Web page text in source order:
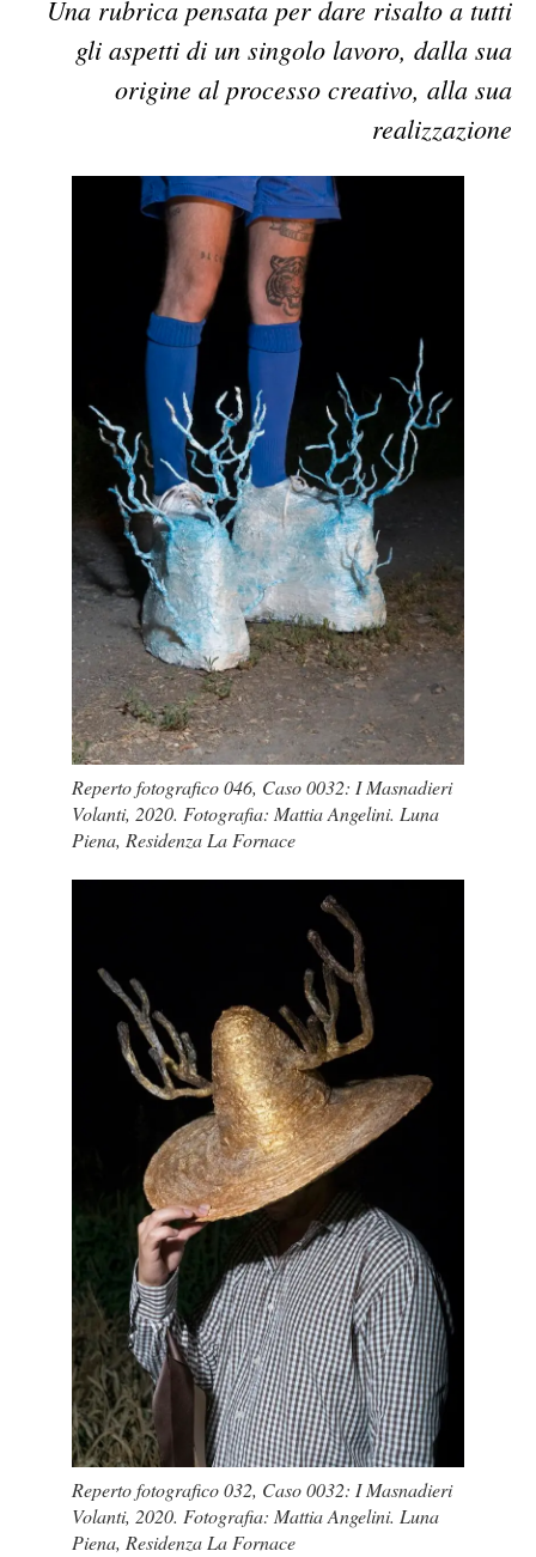
Una rubrica pensata per dare risalto a tutti
gli aspetti di un singolo lavoro, dalla sua
origine al processo creativo, alla sua
realizzazione
Reperto fotografico 046, Caso 0032: I Masnadieri
Volanti, 2020. Fotografia: Mattia Angelini. Luna
Piena, Residenza La Fornace
Reperto fotografico 032, Caso 0032: I Masnadieri
Volanti, 2020. Fotografia: Mattia Angelini. Luna
Piena, Residenza La Fornace